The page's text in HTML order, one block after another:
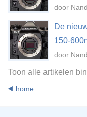
door
De
150-
door
Toon alle artikelen
home